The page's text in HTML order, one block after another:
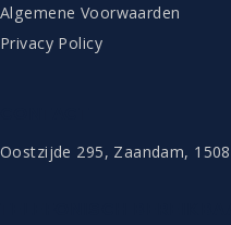
Algemene Voorwaarden
Privacy Policy
Oostzijde 295, Zaandam,